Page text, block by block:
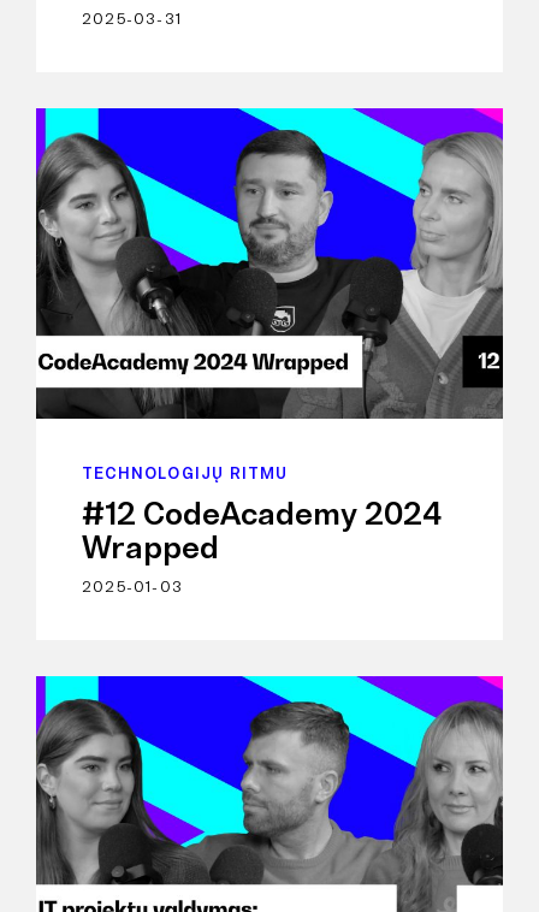
2025-03-31
TECHNOLOGIJŲ RITMU
#12 CodeAcademy 2024
Wrapped
2025-01-03